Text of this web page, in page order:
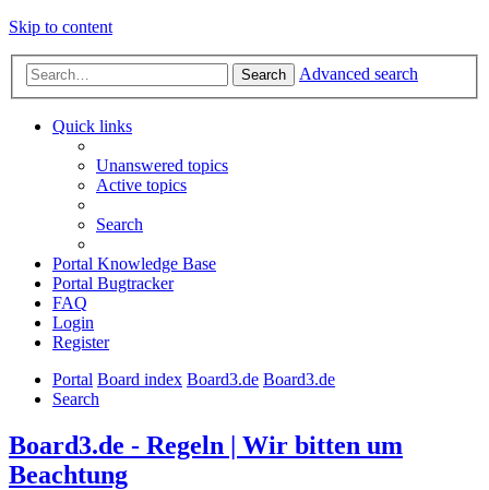
Skip to content
Search Advanced search
Quick links
Unanswered topics
Active topics
Search
Portal Knowledge Base
Portal Bugtracker
FAQ
Login
Register
Portal Board index Board3.de Board3.de
Search
Board3.de - Regeln | Wir bitten um
Beachtung